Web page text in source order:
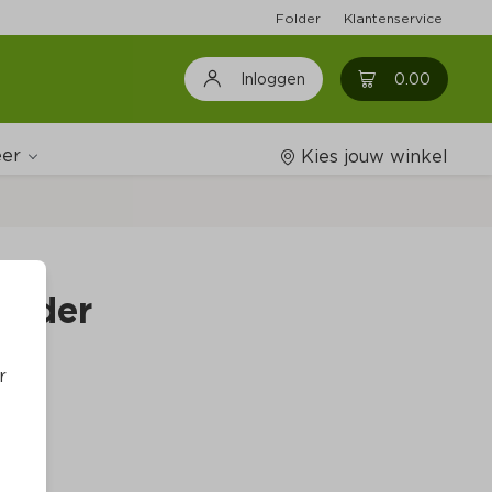
Folder Klantenservice
Inloggen 0.00 0
Kies jouw winkel